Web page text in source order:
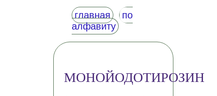
главная
по
алфавиту
МОНОЙОДОТИРОЗИН